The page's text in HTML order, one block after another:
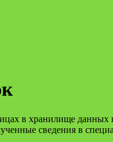
в хранилище
сведения в